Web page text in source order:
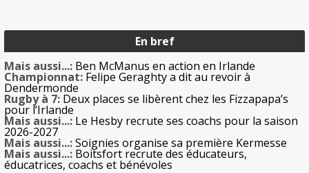
En bref
Mais aussi...: Ben McManus en action en Irlande
Championnat: Felipe Geraghty a dit au revoir à
Dendermonde
Rugby à 7: Deux places se libèrent chez les Fizzapapa’s
pour l’Irlande
Mais aussi...: Le Hesby recrute ses coachs pour la saison
2026-2027
Mais aussi...:Soignies organise sa première Kermesse
Mais aussi...: Boitsfort recrute des éducateurs,
éducatrices, coachs et bénévoles